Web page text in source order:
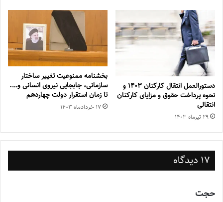
دستورالعمل انتقال کارکنان ۱۴۰٣ و
نحوه پرداخت حقوق و مزایای کارکنان
انتقالی
۲۹ تیر‌ماه ۱۴۰۳
بخشنامه ممنوعیت تغییر ساختار
سازمانی، جابجایی نیروی انسانی و….
تا زمان استقرار دولت چهاردهم
۱۷ خرداد‌ماه ۱۴۰۳
17 دیدگاه
حجت